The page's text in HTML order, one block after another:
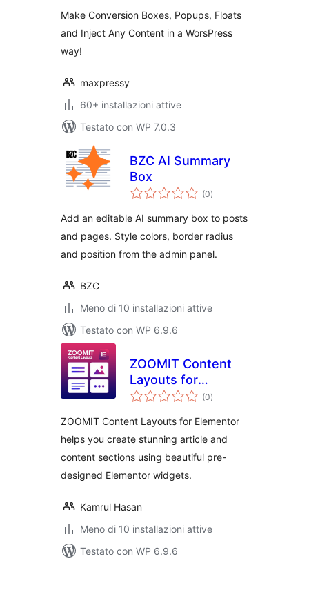
Make Conversion Boxes, Popups, Floats
and Inject Any Content in a WorsPress
way!
maxpressy
60+ installazioni attive
Testato con WP 7.0.3
BZC AI Summary
Box
(0valutazioni
totali
)
Add an editable AI summary box to posts
and pages. Style colors, border radius
and position from the admin panel.
BZC
Meno di 10 installazioni attive
Testato con WP 6.9.6
ZOOMIT Content
Layouts for
Elementor
(0valutazioni
totali
)
ZOOMIT Content Layouts for Elementor
helps you create stunning article and
content sections using beautiful pre-
designed Elementor widgets.
Kamrul Hasan
Meno di 10 installazioni attive
Testato con WP 6.9.6